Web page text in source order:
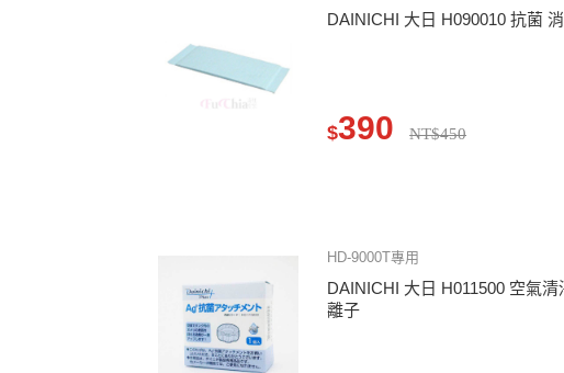
DAINICHI 大日 H090010 抗菌
$390 NT$450
HD-9000T專用
DAINICHI 大日 H011500 空氣
離子